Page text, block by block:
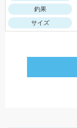
釣果
サイズ